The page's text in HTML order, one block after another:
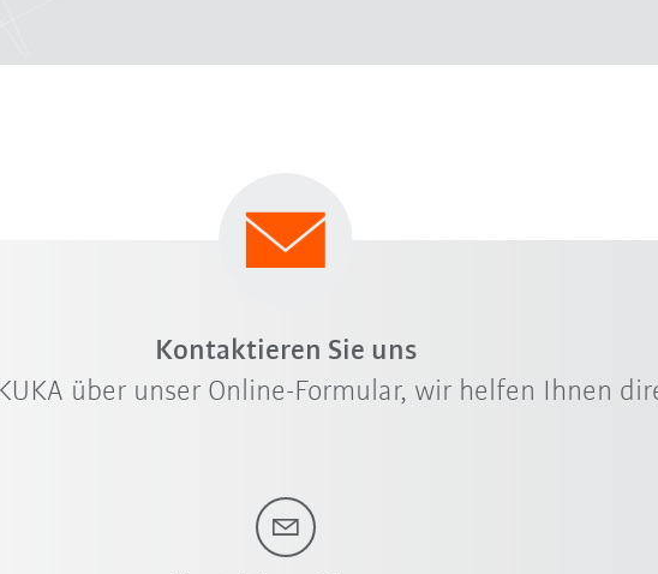
Kontaktieren Sie uns
über unser Online-Formular, wir helfen Ihnen